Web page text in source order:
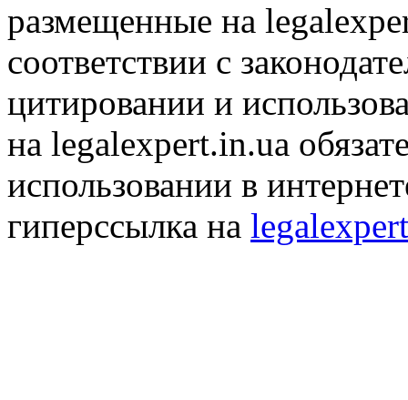
размещенные на
соответствии с
цитировании и
на legalexpert.in.ua
использовании в
гиперссылка на